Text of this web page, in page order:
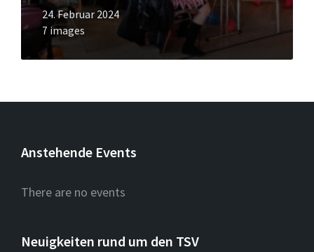
24. Februar 2024
7 images
Anstehende Events
There are no events
Neuigkeiten rund um den TSV